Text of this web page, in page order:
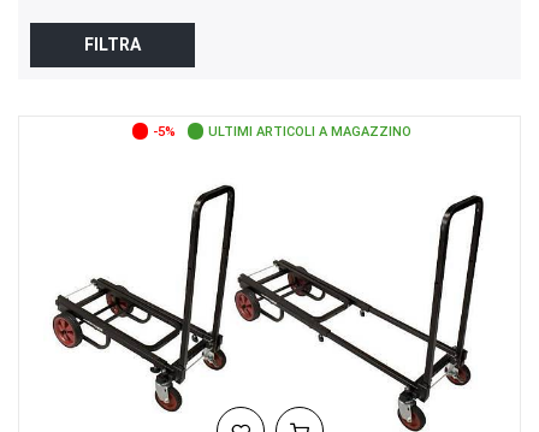
FILTRA
-5% ULTIMI ARTICOLI A MAGAZZINO